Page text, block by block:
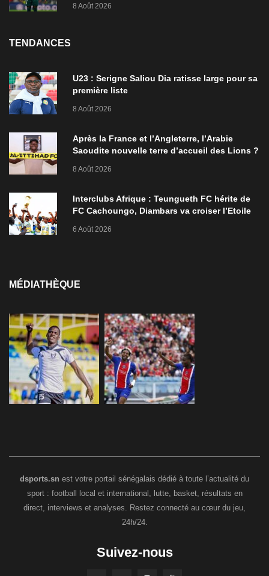
8 Août 2026
TENDANCES
U23 : Serigne Saliou Dia ratisse large pour sa
première liste
8 Août 2026
Après la France et l’Angleterre, l’Arabie
Saoudite nouvelle terre d’accueil des Lions ?
8 Août 2026
Interclubs Afrique : Teungueth FC hérite de
FC Cachoungo, Diambars va croiser l’Etoile
6 Août 2026
MÉDIATHÈQUE
dsports.sn est votre portail sénégalais dédié à toute l’actualité du
sport : football local et international, lutte, basket, résultats en
direct, interviews et analyses. Restez connecté au cœur du jeu,
24h/24.
Suivez-nous